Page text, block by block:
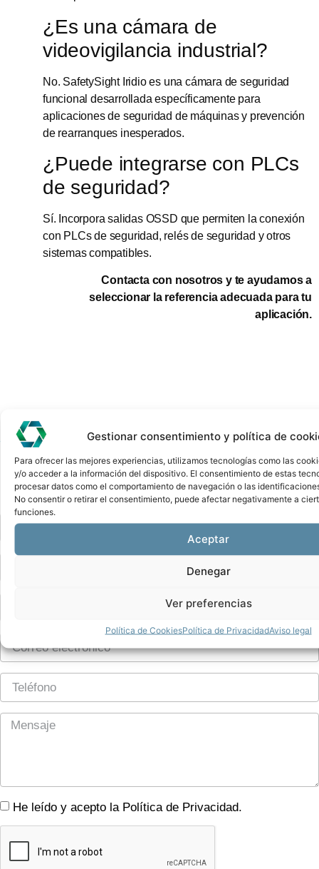
Gestionar consentimiento y política de
Para ofrecer las mejores experiencias, utilizamos tecnologías como las
y/o acceder a la información del dispositivo. El consentimiento de estas
procesar datos como el comportamiento de navegación o las
No consentir o retirar el consentimiento, puede afectar negativamente a
funciones.
Aceptar
Denegar
Ver preferencias
Política de CookiesPolítica de PrivacidadAviso legal
¿Es una cámara de
videovigilancia industrial?
No. SafetySight Iridio es una cámara de seguridad
funcional desarrollada específicamente para
aplicaciones de seguridad de máquinas y prevención
de rearranques inesperados.
¿Puede integrarse con PLCs
de seguridad?
Sí. Incorpora salidas OSSD que permiten la conexión
con PLCs de seguridad, relés de seguridad y otros
sistemas compatibles.
Contacta con nosotros y te ayudamos a
seleccionar la referencia adecuada para tu
aplicación.
SOLICITE MÁS INFORMACIÓN O PRESUPUESTO
SafetySight Iridio Cámara de
Seguridad Industrial Pizzato
He leído y acepto la Política de Privacidad.